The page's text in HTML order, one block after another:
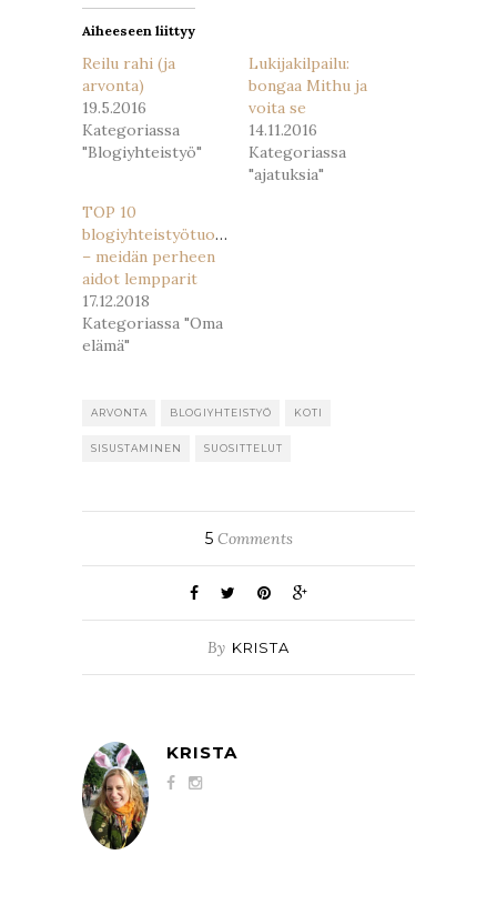
Aiheeseen liittyy
Reilu rahi (ja
arvonta)
19.5.2016
Kategoriassa
"Blogiyhteistyö"
Lukijakilpailu:
bongaa Mithu ja
voita se
14.11.2016
Kategoriassa
"ajatuksia"
TOP 10
blogiyhteistyötuotetta
– meidän perheen
aidot lempparit
17.12.2018
Kategoriassa "Oma
elämä"
ARVONTA BLOGIYHTEISTYÖ KOTI
SISUSTAMINEN SUOSITTELUT
5Comments
By KRISTA
KRISTA